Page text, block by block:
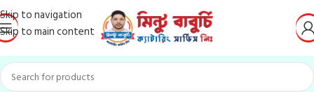
Skip to navigation
Skip to main content